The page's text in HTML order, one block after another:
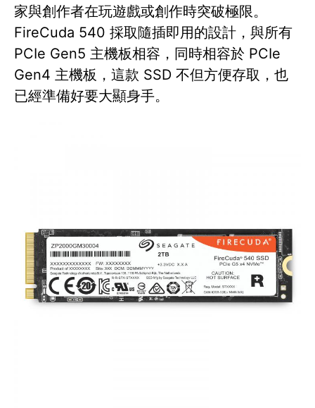
家與創作者在玩遊戲或創作時突破極限。
FireCuda 540 採取隨插即用的設計，與所有
PCIe Gen5 主機板相容，同時相容於 PCIe
Gen4 主機板，這款 SSD 不但方便存取，也
已經準備好要大顯身手。